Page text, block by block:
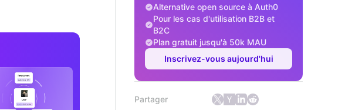
Alternative open source à Auth0
Pour les cas d'utilisation B2B et
B2C
Plan gratuit jusqu'à 50k MAU
Inscrivez-vous aujourd'hui
Partager